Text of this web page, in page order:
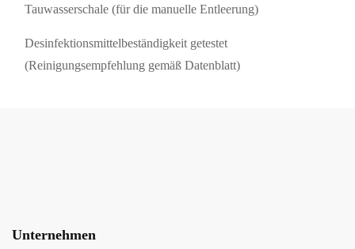
Tauwasserschale (für die manuelle Entleerung)
Desinfektionsmittelbeständigkeit getestet
(Reinigungsempfehlung gemäß Datenblatt)
Unternehmen